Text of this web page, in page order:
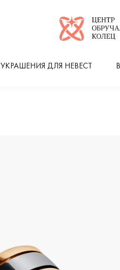
Логотип компании
УКРАШЕНИЯ ДЛЯ НЕВЕСТ